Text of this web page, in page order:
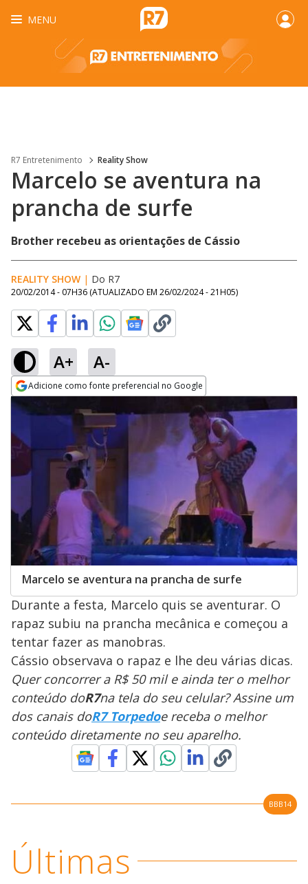
MENU
R7 Entretenimento Reality Show
Marcelo se aventura na
prancha de surfe
Brother recebeu as orientações de Cássio
REALITY SHOW | Do R7
20/02/2014 - 07H36 (ATUALIZADO EM 26/02/2024 - 21H05)
A+ A-
Adicione como fonte preferencial no Google
Opens in new window
Marcelo se aventura na prancha de surfe
Durante a festa, Marcelo quis se aventurar. O
rapaz subiu na prancha mecânica e começou a
tentar fazer as manobras.
Cássio observava o rapaz e lhe deu várias dicas.
Quer concorrer a R$ 50 mil e ainda ter o melhor
conteúdo doR7na tela do seu celular? Assine um
dos canais doR7 Torpedoe receba o melhor
conteúdo diretamente no seu aparelho.
BBB14
Últimas